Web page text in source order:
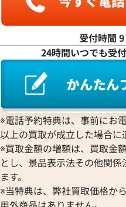
クスプローラー 124270
点の参考買取価格です
受付時間
24時間いつでも受
※電話予約特典は、事前にお
以上の買取が成立した場合に
※買取金額の増額は、買取金
とし、景品表示法その他関
ます。
※当特典は、弊社買取価格か